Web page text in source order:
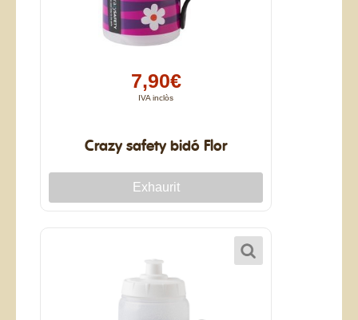
7,90€
IVA inclòs
Crazy safety bidó Flor